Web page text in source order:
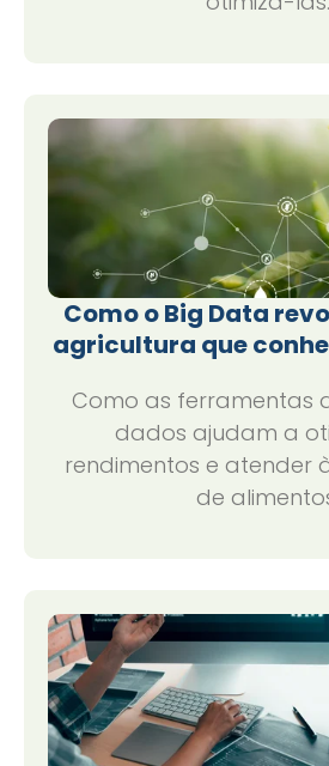
Como o Big Data
agricultura que
Como as ferramentas
dados ajudam a
rendimentos e atender
de